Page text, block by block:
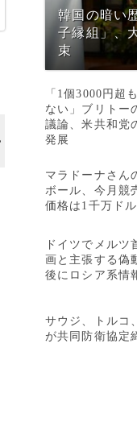
韓国の暗い
子縁組」、
束
「1個3000円超
ない」ブリトー
議論、米共和党
発展
マラドーナさん
ボール、今月競
価格は1千万ドル
ドイツでメルツ
画と主張する偽
後にロシア系情
サウジ、トルコ
が共同防衛協定